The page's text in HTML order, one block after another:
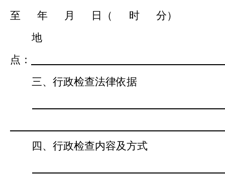
至
年 月 日 （ 时
分）
地
点：
三、行政检查法律依据
四、行政检查内容及方式